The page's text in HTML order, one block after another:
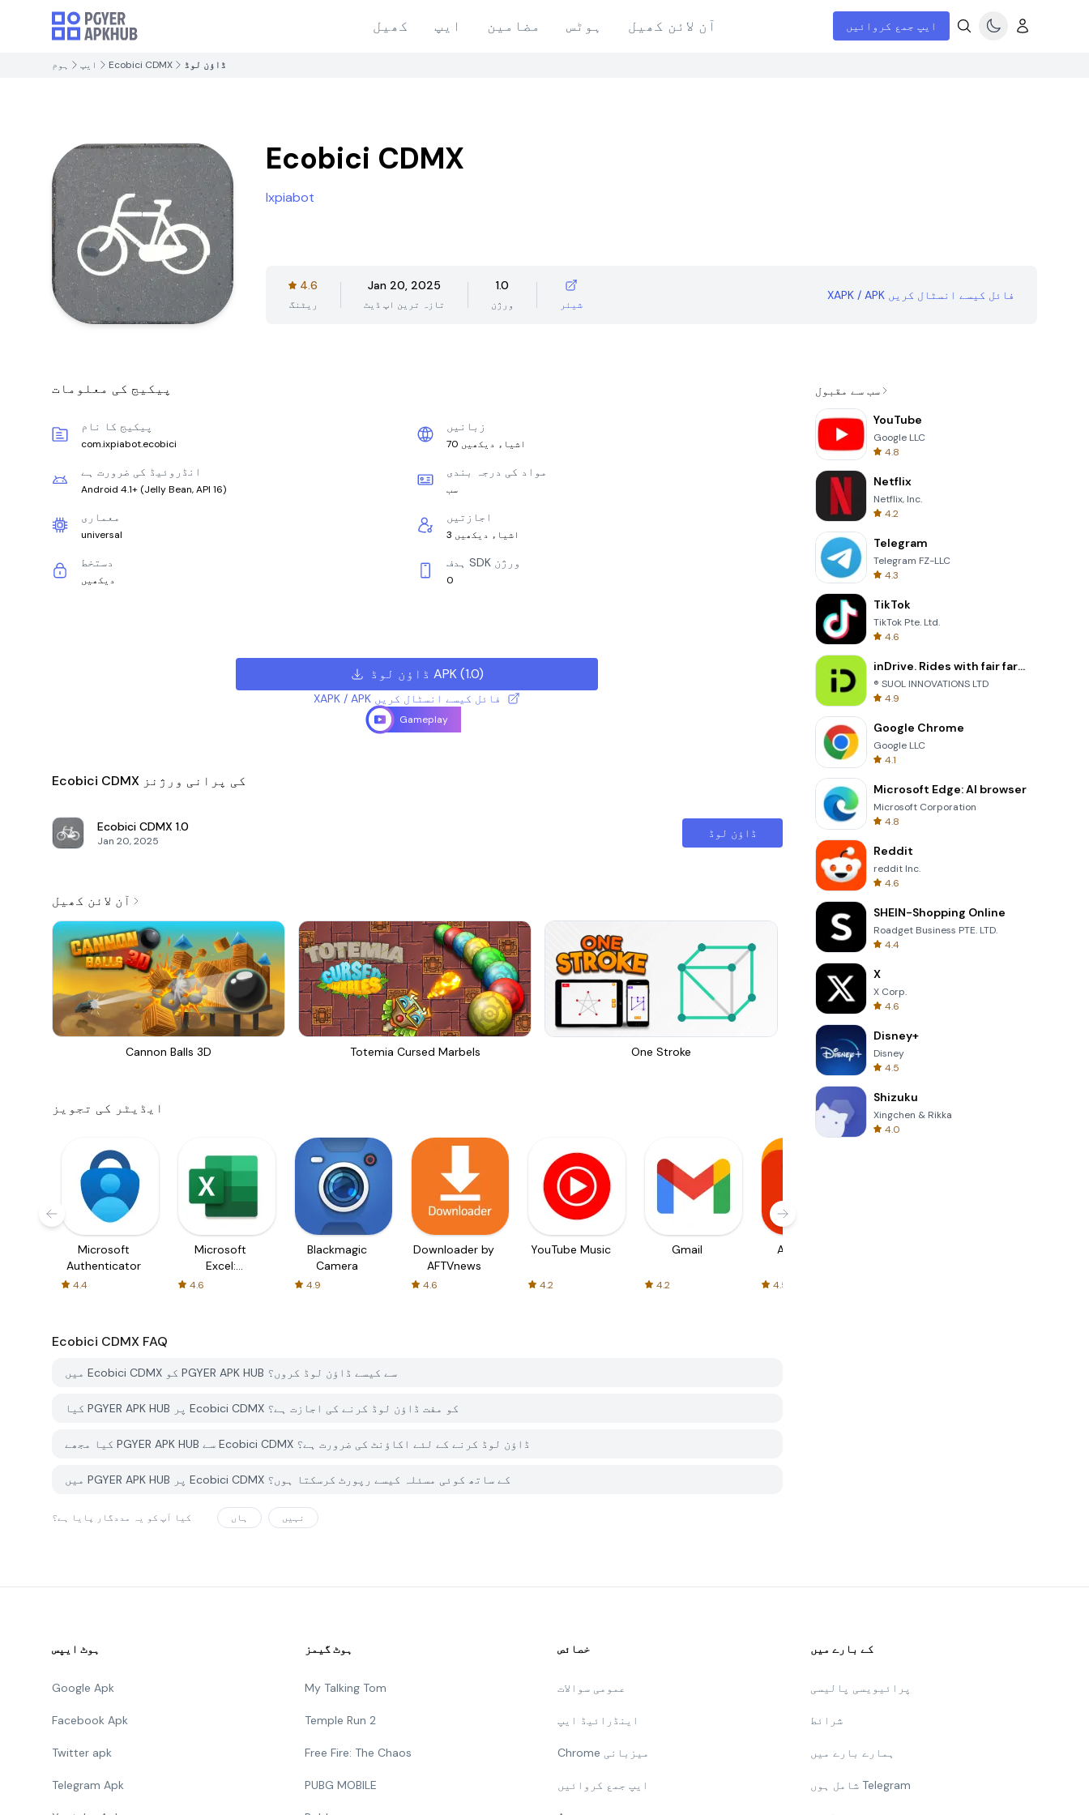
کھیل ایپ مضامین ہوٹس آن لائن کھیل ایپ جمع کروائیں
ہوم ایپ Ecobici CDMX ڈاؤن لوڈ
Ecobici CDMX
Ixpiabot
4.6
ریٹنگ
Jan 20, 2025
تازہ ترین اپ ڈیٹ
1.0
ورژن شیئر
XAPK / APK فائل کیسے انسٹال کریں
پیکیج کی معلومات
پیکیج کا نام
com.ixpiabot.ecobici
زبانیں
70 اشیاء دیکھیں
انڈروئیڈ کی ضرورت ہے
Android 4.1+ (Jelly Bean, API 16)
مواد کی درجہ بندی
سب
معماری
universal
اجازتیں
3 اشیاء دیکھیں
دستخط
دیکھیں
ہدف SDK ورژن
0
ڈاؤن لوڈ APK(1.0)
XAPK / APK فائل کیسے انسٹال کریں
Gameplay
Ecobici CDMX کی پرانی ورژنز
Ecobici CDMX 1.0
Jan 20, 2025
ڈاؤن لوڈ
آن لائن کھیل
Cannon Balls 3D Totemia Cursed Marbels One Stroke Garden Bloom
ایڈیٹر کی تجویز
Microsoft
Authenticator
4.4
Microsoft
Excel:
Spreadsheets
4.6
Blackmagic
Camera
4.9
Downloader by
AFTVnews
4.6
YouTube Music
4.2
Gmail
4.2
AliExpress
4.5
Ecobici CDMX FAQ
میں Ecobici CDMX کو PGYER APK HUB سے کیسے ڈاؤن لوڈ کروں؟
کیا PGYER APK HUB پر Ecobici CDMX کو مفت ڈاؤن لوڈ کرنے کی اجازت ہے؟
کیا مجھے PGYER APK HUB سے Ecobici CDMX ڈاؤن لوڈ کرنے کے لئے اکاؤنٹ کی ضرورت ہے؟
میں PGYER APK HUB پر Ecobici CDMX کے ساتھ کوئی مسئلہ کیسے رپورٹ کرسکتا ہوں؟
کیا آپ کو یہ مددگار پایا ہے؟ ہاں نہیں
سب سے مقبول
YouTube
Google LLC
4.8
Netflix
Netflix, Inc.
4.2
Telegram
Telegram FZ-LLC
4.3
TikTok
TikTok Pte. Ltd.
4.6
inDrive. Rides with fair fares
® SUOL INNOVATIONS LTD
4.9
Google Chrome
Google LLC
4.1
Microsoft Edge: AI browser
Microsoft Corporation
4.8
Reddit
reddit Inc.
4.6
SHEIN-Shopping Online
Roadget Business PTE. LTD.
4.4
X
X Corp.
4.6
Disney+
Disney
4.5
Shizuku
Xingchen & Rikka
4.0
ہوٹ ایپس
Google Apk
Facebook Apk
Twitter apk
Telegram Apk
ہوٹ گیمز
My Talking Tom
Temple Run 2
Free Fire: The Chaos
PUBG MOBILE
خصائص
عمومی سوالات
اینڈرائیڈ ایپ
Chrome میزبانی
ایپ جمع کروائیں
کے بارے میں
پرائیویسی پالیسی
شرائط
ہمارے بارے میں
شامل ہوں Telegram